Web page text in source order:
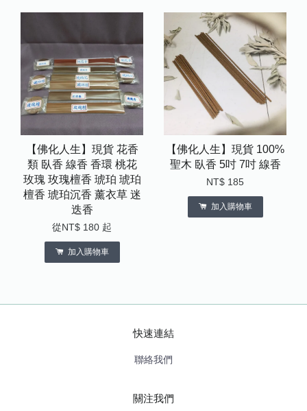
【佛化人生】現貨 花香
類 臥香 線香 香環 桃花
玫瑰 玫瑰檀香 琥珀 琥珀
檀香 琥珀沉香 薰衣草 迷
迭香
從 NT$ 180 起
加入購物車
【佛化人生】現貨 100%
聖木 臥香 5吋 7吋 線香
NT$ 185
加入購物車
快速連結
聯絡我們
關注我們